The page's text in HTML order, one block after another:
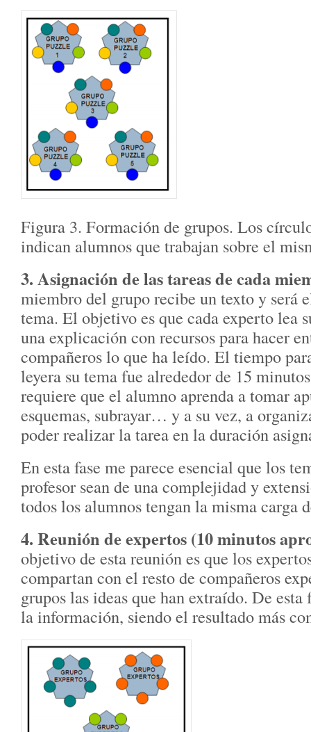
Figura 3. Formación de grupos. Los
indican alumnos que trabajan sobre el
3. Asignación de las tareas de cada
miembro del grupo recibe un texto y será
tema. El objetivo es que cada experto lea
una explicación con recursos para hacer
compañeros lo que ha leído. El tiempo
leyera su tema fue alrededor de 15
requiere que el alumno aprenda a tomar
esquemas, subrayar… y a su vez, a
poder realizar la tarea en la duración
En esta fase me parece esencial que los
profesor sean de una complejidad y
todos los alumnos tengan la misma carga
4. Reunión de expertos (10 minutos
objetivo de esta reunión es que los
compartan con el resto de compañeros
grupos las ideas que han extraído. De
la información, siendo el resultado más